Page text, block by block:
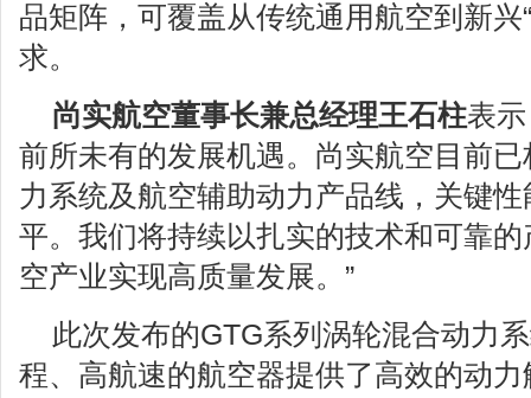
品矩阵，可覆盖从传统通用航空到新兴
求。
尚实航空董事长兼总经理王石柱表
前所未有的发展机遇。尚实航空目前
力系统及航空辅助动力产品线，关键
平。我们将持续以扎实的技术和可靠
空产业实现高质量发展。”
此次发布的GTG系列涡轮混合动力
程、高航速的航空器提供了高效的动